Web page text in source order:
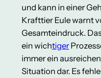
und kann in einer
Krafttier Eule warnt
Gesamteindruck.
ein wichtiger
immer ein
Situation dar. Es